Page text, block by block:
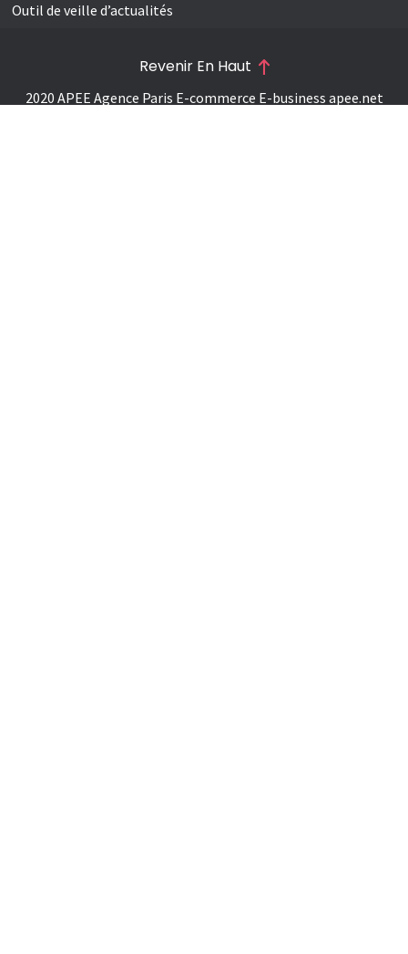
Outil de veille d’actualités
2020 APEE Agence Paris E-commerce E-business apee.net
Revenir En Haut